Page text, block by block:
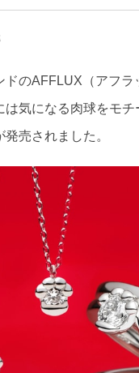
ドのAFFLUX（アフラ
は気になる肉球をモチ
売されました。